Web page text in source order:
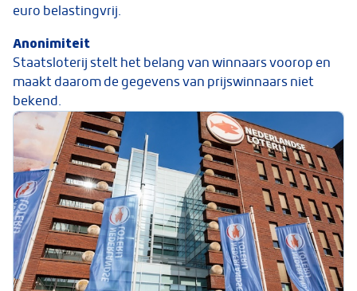
euro belastingvrij.
Anonimiteit
Staatsloterij stelt het belang van winnaars voorop en
maakt daarom de gegevens van prijswinnaars niet
bekend.